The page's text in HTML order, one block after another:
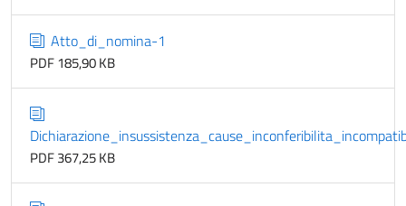
Atto_di_nomina-1
PDF 185,90 KB
PDF 367,25 KB